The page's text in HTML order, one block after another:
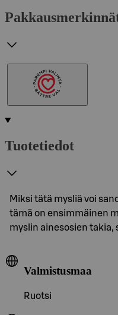
Tuotetiedot
Miksi tätä mysliä voi
tämä on ensimmäinen
myslin ainesosien takia,
Valmistusmaa
Ruotsi